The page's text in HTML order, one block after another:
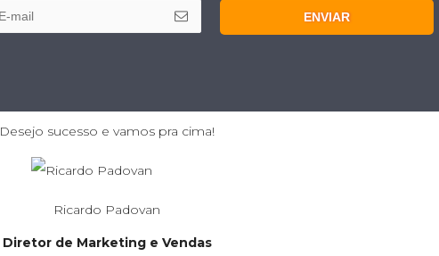
ENVIAR
Desejo sucesso e vamos pra cima!
Ricardo Padovan
Diretor de Marketing e Vendas